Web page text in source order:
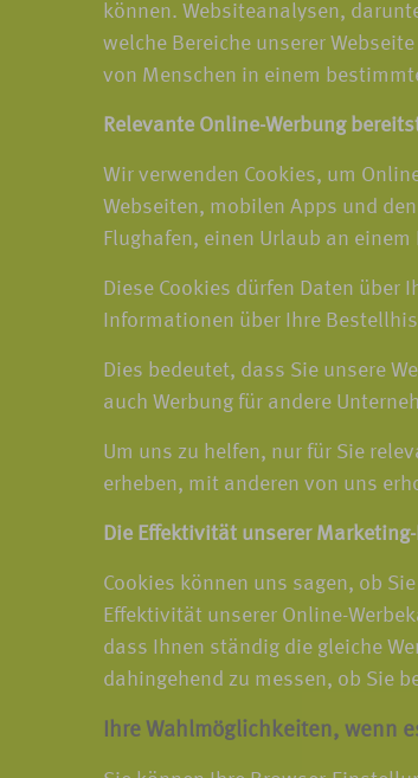
können. Websiteanalysen,
welche Bereiche unserer
von Menschen in einem
Relevante Online-Werbung
Wir verwenden Cookies, um
Webseiten, mobilen Apps und
Flughafen, einen Urlaub an
Diese Cookies dürfen Daten über
Informationen über Ihre
Dies bedeutet, dass Sie unsere
auch Werbung für andere
Um uns zu helfen, nur für Sie
erheben, mit anderen von uns
Die Effektivität unserer
Cookies können uns sagen, ob
Effektivität unserer Online-
dass Ihnen ständig die gleiche
dahingehend zu messen, ob Sie
Ihre Wahlmöglichkeiten, wenn